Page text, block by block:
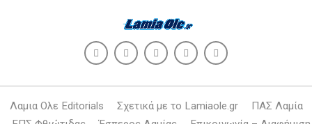
Λαμια Ολε Editorials Σχετικά με το Lamiaole.gr
ΠΑΣ Λαμία